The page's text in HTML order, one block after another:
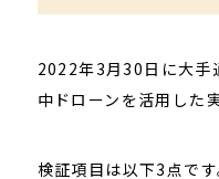
2022年3月30日に大手
中ドローンを活用した
検証項目は以下3点です